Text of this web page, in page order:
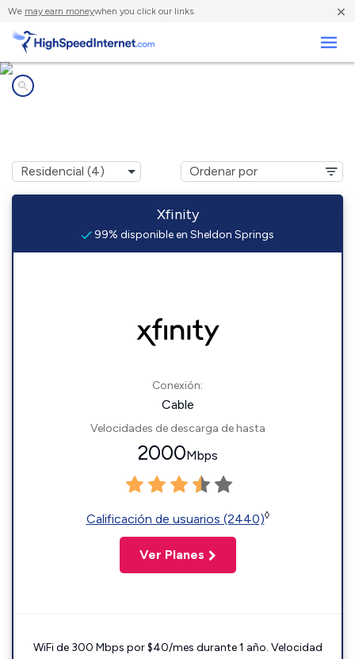
We may earn moneywhen you click our links. ×
Xfinity
99% disponible en Sheldon Springs
Conexión:
Cable
Velocidades de descarga de hasta
2000Mbps
Calificación de usuarios (2440)◊
Ver Planes
WiFi de 300 Mbps por $40/mes durante 1 año. Velocidad